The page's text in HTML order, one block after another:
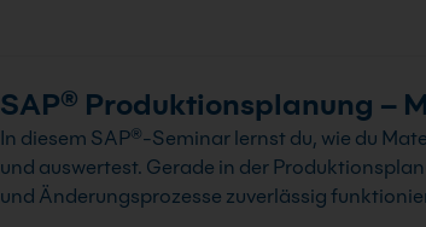
SAP® Produktionsplanung –
In diesem SAP®-Seminar lernst du, wie du
und auswertest. Gerade in der
und Änderungsprozesse zuverlässig